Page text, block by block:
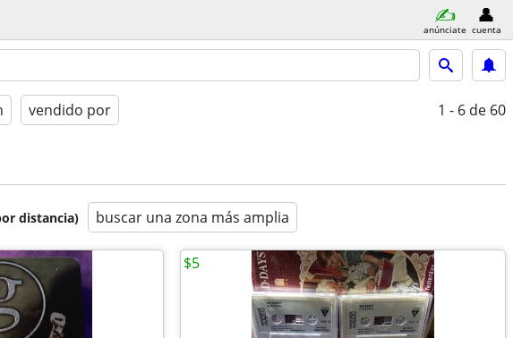
anúnciate cuenta
vendido por 1 - 6 de 60
distancia) buscar una zona más amplia
$5